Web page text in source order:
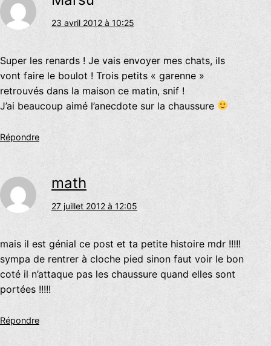
23 avril 2012 à 10:25
Super les renards ! Je vais envoyer mes chats, ils
vont faire le boulot ! Trois petits « garenne »
retrouvés dans la maison ce matin, snif !
J’ai beaucoup aimé l’anecdote sur la chaussure
Répondre
math
27 juillet 2012 à 12:05
mais il est génial ce post et ta petite histoire mdr !!!!!
sympa de rentrer à cloche pied sinon faut voir le bon
coté il n’attaque pas les chaussure quand elles sont
portées !!!!!
Répondre